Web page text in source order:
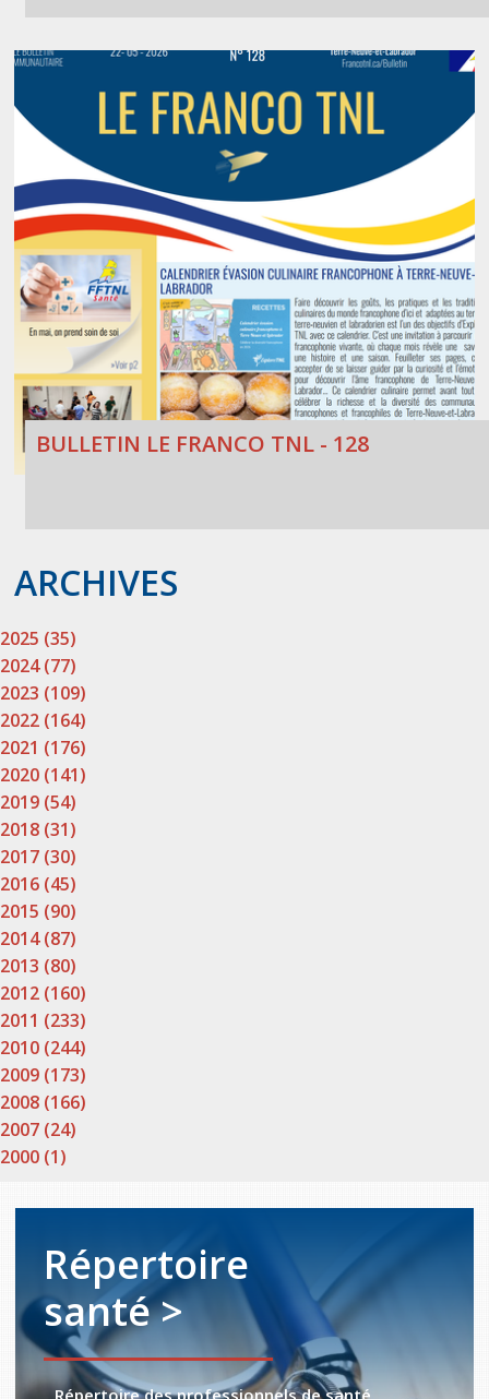
BULLETIN LE FRANCO TNL - 128
ARCHIVES
2025 (35)
2024 (77)
2023 (109)
2022 (164)
2021 (176)
2020 (141)
2019 (54)
2018 (31)
2017 (30)
2016 (45)
2015 (90)
2014 (87)
2013 (80)
2012 (160)
2011 (233)
2010 (244)
2009 (173)
2008 (166)
2007 (24)
2000 (1)
Répertoire
santé >